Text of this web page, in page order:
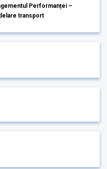
Performanței –
transport